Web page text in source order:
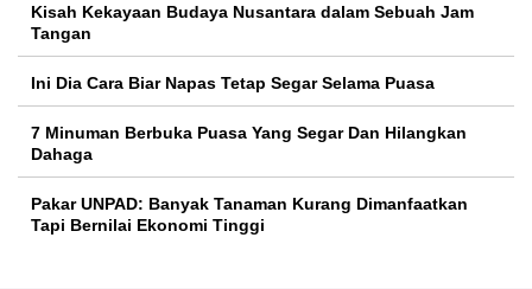
Kisah Kekayaan Budaya Nusantara dalam Sebuah Jam
Tangan
Ini Dia Cara Biar Napas Tetap Segar Selama Puasa
7 Minuman Berbuka Puasa Yang Segar Dan Hilangkan
Dahaga
Pakar UNPAD: Banyak Tanaman Kurang Dimanfaatkan
Tapi Bernilai Ekonomi Tinggi